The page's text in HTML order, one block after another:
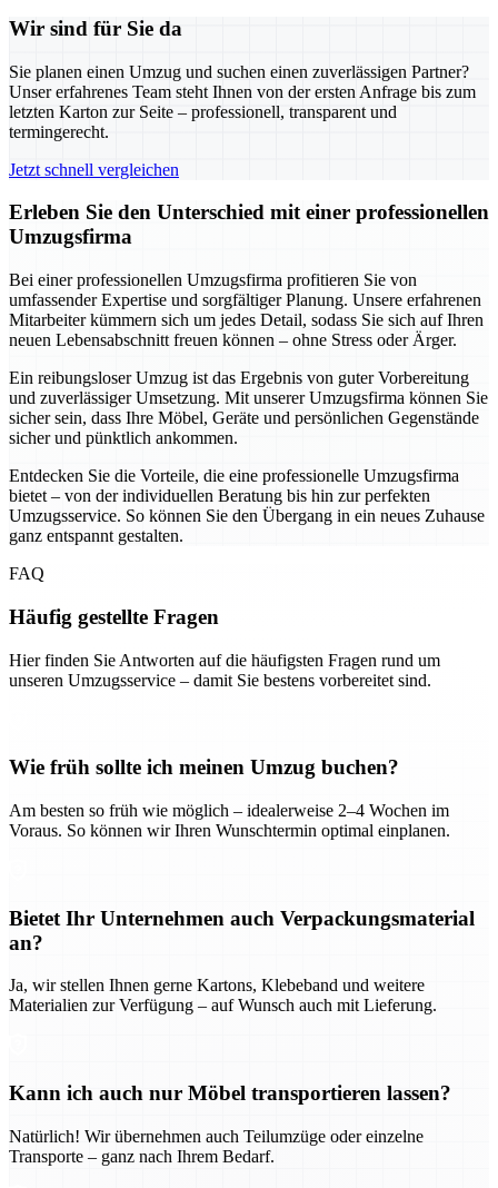
Wir sind für Sie da
Sie planen einen Umzug und suchen einen zuverlässigen Partner?
Unser erfahrenes Team steht Ihnen von der ersten Anfrage bis zum
letzten Karton zur Seite – professionell, transparent und
termingerecht.
Jetzt schnell vergleichen
Erleben Sie den Unterschied mit einer professionellen
Umzugsfirma
Bei einer professionellen Umzugsfirma profitieren Sie von
umfassender Expertise und sorgfältiger Planung. Unsere erfahrenen
Mitarbeiter kümmern sich um jedes Detail, sodass Sie sich auf Ihren
neuen Lebensabschnitt freuen können – ohne Stress oder Ärger.
Ein reibungsloser Umzug ist das Ergebnis von guter Vorbereitung
und zuverlässiger Umsetzung. Mit unserer Umzugsfirma können Sie
sicher sein, dass Ihre Möbel, Geräte und persönlichen Gegenstände
sicher und pünktlich ankommen.
Entdecken Sie die Vorteile, die eine professionelle Umzugsfirma
bietet – von der individuellen Beratung bis hin zur perfekten
Umzugsservice. So können Sie den Übergang in ein neues Zuhause
ganz entspannt gestalten.
FAQ
Häufig gestellte Fragen
Hier finden Sie Antworten auf die häufigsten Fragen rund um
unseren Umzugsservice – damit Sie bestens vorbereitet sind.
Wie früh sollte ich meinen Umzug buchen?
Am besten so früh wie möglich – idealerweise 2–4 Wochen im
Voraus. So können wir Ihren Wunschtermin optimal einplanen.
Bietet Ihr Unternehmen auch Verpackungsmaterial
an?
Ja, wir stellen Ihnen gerne Kartons, Klebeband und weitere
Materialien zur Verfügung – auf Wunsch auch mit Lieferung.
Kann ich auch nur Möbel transportieren lassen?
Natürlich! Wir übernehmen auch Teilumzüge oder einzelne
Transporte – ganz nach Ihrem Bedarf.